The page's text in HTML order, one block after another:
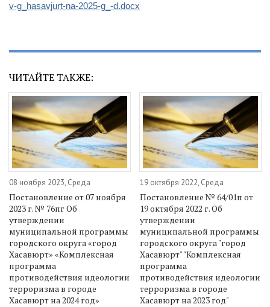
v-g_hasavjurt-na-2025-g_-d.docx
ЧИТАЙТЕ ТАКЖЕ:
08 ноября 2023, Среда
Постановление от 07 ноября
2023 г. № 76пг Об
утверждении
муниципальной программы
городского округа «город
Хасавюрт» «Комплексная
программа
противодействия идеологии
терроризма в городе
Хасавюрт на 2024 год»
19 октября 2022, Среда
Постановление № 64/01п от
19 октября 2022 г. Об
утверждении
муниципальной программы
городского округа "город
Хасавюрт" "Комплексная
программа
противодействия идеологии
терроризма в городе
Хасавюрт на 2023 год"